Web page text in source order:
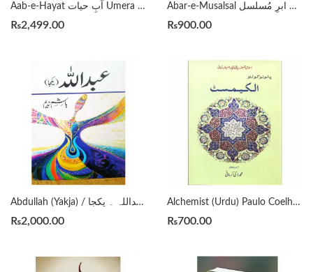
Aab-e-Hayat آبِ حیات Umera Ahmed
₨2,499.00
Abar-e-Musalsal ابرِ مُسلسل By Qasim Ali Shah
₨900.00
Abdullah (Yakja) / عبداللہ ۔ یکجا by Hashim Nadeem
₨2,000.00
Alchemist (Urdu) Paulo Coelho الکیمسٹ ترجمہ و اضافہ محمد ذکی کرمانی
₨700.00